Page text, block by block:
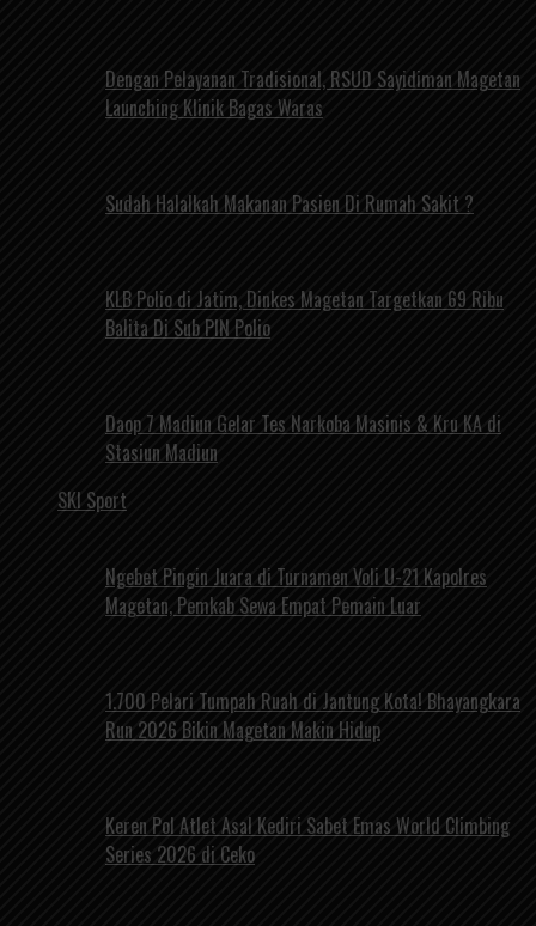
Dengan Pelayanan Tradisional, RSUD Sayidiman Magetan
Launching Klinik Bagas Waras
Sudah Halalkah Makanan Pasien Di Rumah Sakit ?
KLB Polio di Jatim, Dinkes Magetan Targetkan 69 Ribu
Balita Di Sub PIN Polio
Daop 7 Madiun Gelar Tes Narkoba Masinis & Kru KA di
Stasiun Madiun
SKI Sport
Ngebet Pingin Juara di Turnamen Voli U-21 Kapolres
Magetan, Pemkab Sewa Empat Pemain Luar
1.700 Pelari Tumpah Ruah di Jantung Kota! Bhayangkara
Run 2026 Bikin Magetan Makin Hidup
Keren Pol Atlet Asal Kediri Sabet Emas World Climbing
Series 2026 di Ceko